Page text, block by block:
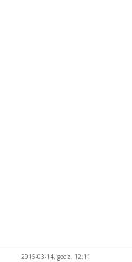
2015-03-14, godz. 12:11